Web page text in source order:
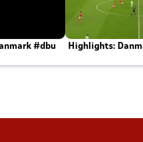
#dbu
Highlights: